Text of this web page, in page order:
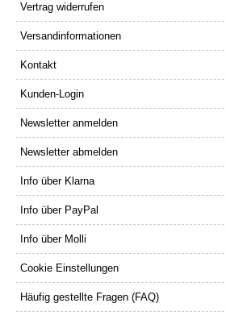
Vertrag widerrufen
Versandinformationen
Kontakt
Kunden-Login
Newsletter anmelden
Newsletter abmelden
Info über Klarna
Info über PayPal
Info über Molli
Cookie Einstellungen
Häufig gestellte Fragen (FAQ)